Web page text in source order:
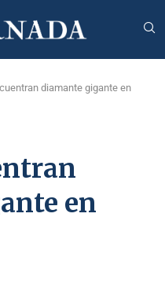
diamante gigante en
en